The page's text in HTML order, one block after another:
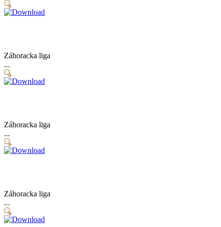
Záhoracka liga
...
Záhoracka liga
...
Záhoracka liga
...